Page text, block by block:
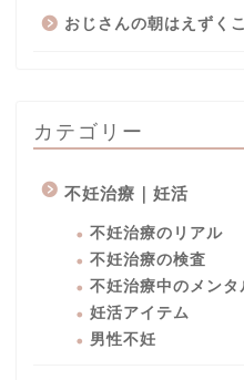
おじさんの朝はえずく
カテゴリー
不妊治療｜妊活
不妊治療のリアル
不妊治療の検査
不妊治療中のメンタ
妊活アイテム
男性不妊